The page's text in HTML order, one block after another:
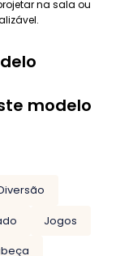
na sala ou
modelo
Jogos